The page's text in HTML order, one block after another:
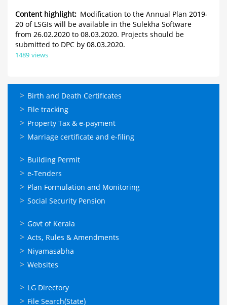
Content highlight
Modification to the Annual Plan 2019-
20 of LSGIs will be available in the Sulekha Software
from 26.02.2020 to 08.03.2020. Projects should be
submitted to DPC by 08.03.2020.
1489 views
ഓണ്‍ലൈന്‍
സേവനങ്ങള്‍
Birth and Death Certificates
File tracking
Property Tax & e-payment
Marriage certificate and e-filing
ഓണ്‍ലൈന്‍
സേവനങ്ങള്‍
Building Permit
e-Tenders
Plan Formulation and Monitoring
Social Security Pension
ഉപയോഗപ്രദമായ
കണ്ണികള്‍
Govt of Kerala
Acts, Rules & Amendments
Niyamasabha
Websites
ഉപയോഗപ്രദമായ
കണ്ണികള്‍
LG Directory
File Search(State)